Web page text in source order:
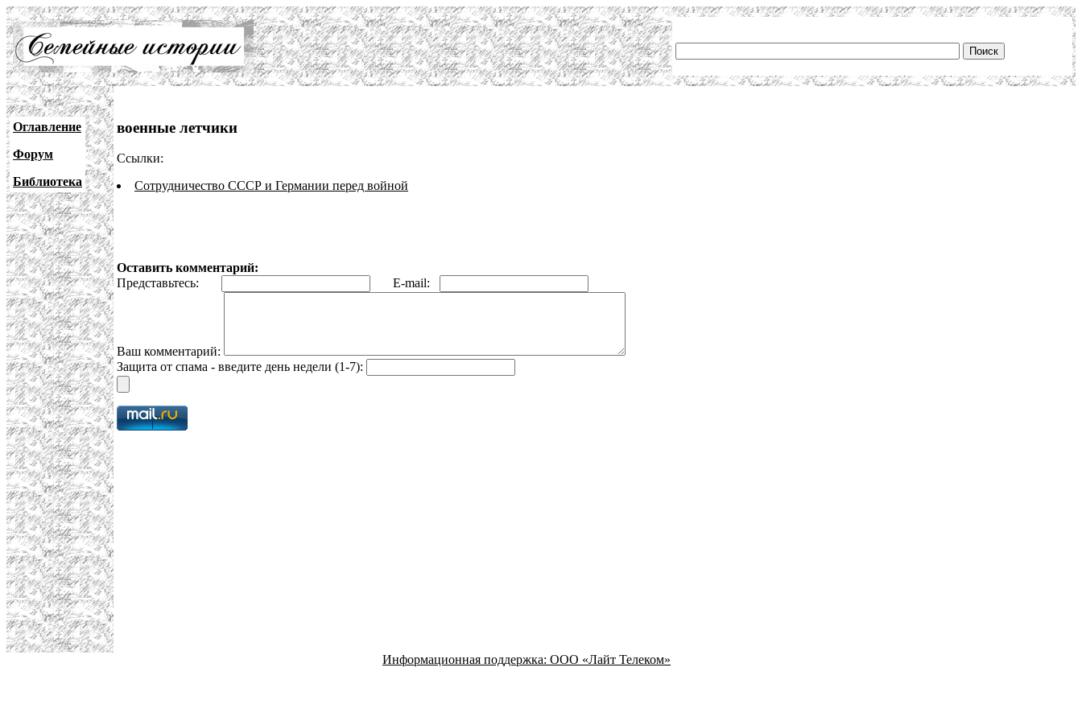
Оглавление
Форум
Библиотека
военные летчики
Ссылки:
Сотрудничество СССР и Германии перед войной
Оставить комментарий:
Представьтесь:
E-mail:
Ваш комментарий:
Защита от спама - введите день недели (1-7):
Информационная поддержка: ООО «Лайт Телеком»